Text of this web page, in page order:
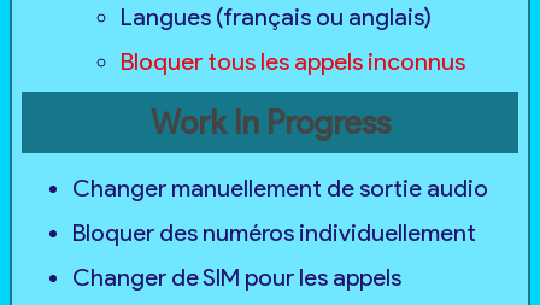
Langues (français ou anglais)
Bloquer tous les appels inconnus
Work In Progress
Changer manuellement de sortie audio
Bloquer des numéros individuellement
Changer de SIM pour les appels